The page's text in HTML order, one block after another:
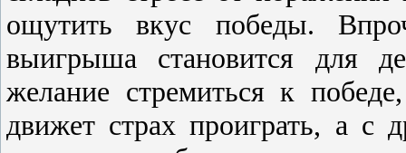
ощутить вкус победы.
выигрыша становится для
желание стремиться к
движет страх проиграть, а с